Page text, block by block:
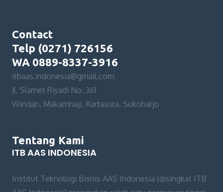
Contact
Telp (0271) 726156
WA 0889-8337-3916
itbaas.indonesia@gmail.com
Jl. Slamet Riyadi No. 361
Windan, Makamhaji, Kartasura, Sukoharjo
Tentang Kami
ITB AAS INDONESIA
Institut Teknologi Bisnis AAS Indonesia (disingkat ITB